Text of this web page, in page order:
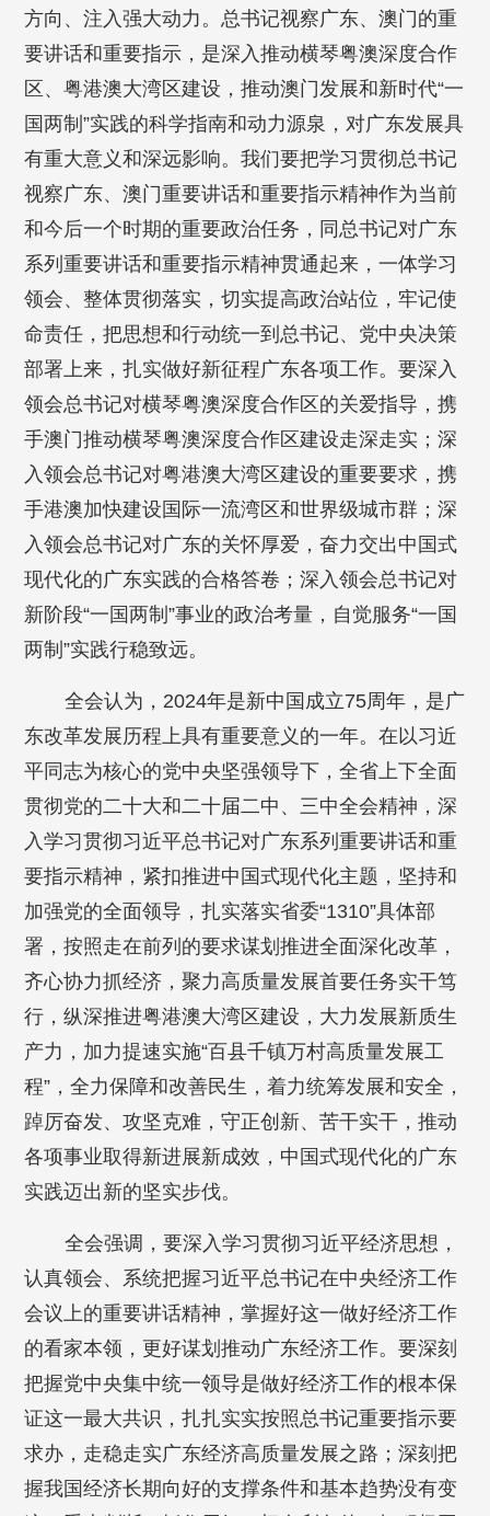
方向、注入强大动力。总书记视察广东、澳门的重
要讲话和重要指示，是深入推动横琴粤澳深度合作
区、粤港澳大湾区建设，推动澳门发展和新时代“一
国两制”实践的科学指南和动力源泉，对广东发展具
有重大意义和深远影响。我们要把学习贯彻总书记
视察广东、澳门重要讲话和重要指示精神作为当前
和今后一个时期的重要政治任务，同总书记对广东
系列重要讲话和重要指示精神贯通起来，一体学习
领会、整体贯彻落实，切实提高政治站位，牢记使
命责任，把思想和行动统一到总书记、党中央决策
部署上来，扎实做好新征程广东各项工作。要深入
领会总书记对横琴粤澳深度合作区的关爱指导，携
手澳门推动横琴粤澳深度合作区建设走深走实；深
入领会总书记对粤港澳大湾区建设的重要要求，携
手港澳加快建设国际一流湾区和世界级城市群；深
入领会总书记对广东的关怀厚爱，奋力交出中国式
现代化的广东实践的合格答卷；深入领会总书记对
新阶段“一国两制”事业的政治考量，自觉服务“一国
两制”实践行稳致远。
全会认为，2024年是新中国成立75周年，是广
东改革发展历程上具有重要意义的一年。在以习近
平同志为核心的党中央坚强领导下，全省上下全面
贯彻党的二十大和二十届二中、三中全会精神，深
入学习贯彻习近平总书记对广东系列重要讲话和重
要指示精神，紧扣推进中国式现代化主题，坚持和
加强党的全面领导，扎实落实省委“1310”具体部
署，按照走在前列的要求谋划推进全面深化改革，
齐心协力抓经济，聚力高质量发展首要任务实干笃
行，纵深推进粤港澳大湾区建设，大力发展新质生
产力，加力提速实施“百县千镇万村高质量发展工
程”，全力保障和改善民生，着力统筹发展和安全，
踔厉奋发、攻坚克难，守正创新、苦干实干，推动
各项事业取得新进展新成效，中国式现代化的广东
实践迈出新的坚实步伐。
全会强调，要深入学习贯彻习近平经济思想，
认真领会、系统把握习近平总书记在中央经济工作
会议上的重要讲话精神，掌握好这一做好经济工作
的看家本领，更好谋划推动广东经济工作。要深刻
把握党中央集中统一领导是做好经济工作的根本保
证这一最大共识，扎扎实实按照总书记重要指示要
求办，走稳走实广东经济高质量发展之路；深刻把
握我国经济长期向好的支撑条件和基本趋势没有变